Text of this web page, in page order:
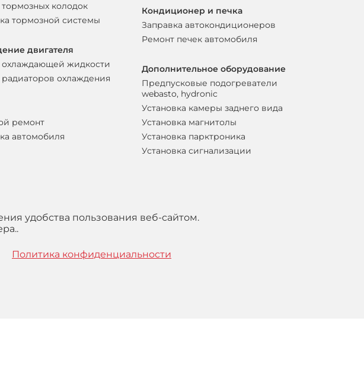
колодок
тормозной системы
двигателя
охлаждающей жидкости
охлаждения
ремонт
автомобиля
Кондиционер и печка
Заправка автокондиционеров
Ремонт печек автомобиля
Дополнительное оборудование
Предпусковые подогреватели
webasto, hydronic
Установка камеры заднего вида
Установка магнитолы
Установка парктроника
Установка сигнализации
удобства пользования веб-сайтом.
Политика конфиденциальности